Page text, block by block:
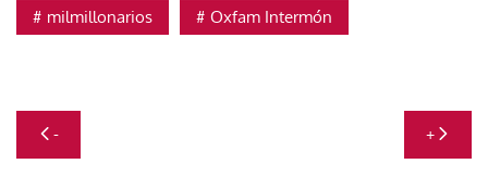
milmillonarios Oxfam Intermón
Navegación
de
- +